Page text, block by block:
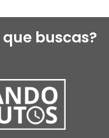
buscas?